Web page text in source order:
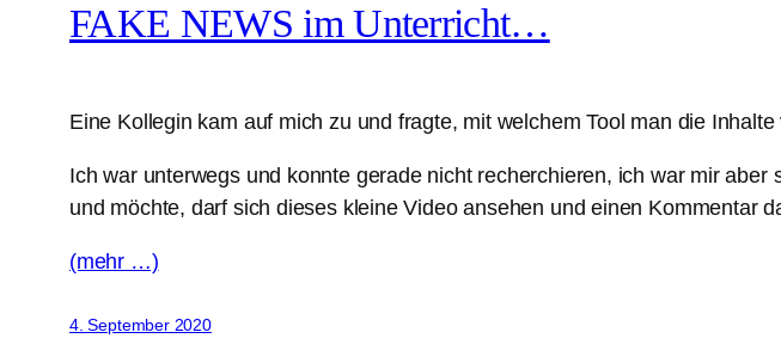
FAKE NEWS im Unterricht…
Eine Kollegin kam auf mich zu und fragte, mit welchem Tool man die
Ich war unterwegs und konnte gerade nicht recherchieren, ich war mir aber
und möchte, darf sich dieses kleine Video ansehen und einen Kommentar
(mehr …)
4. September 2020